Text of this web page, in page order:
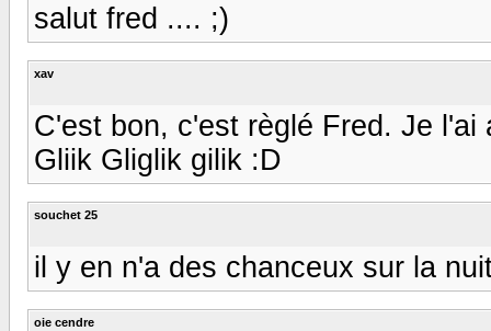
salut fred .... ;)
xav
C'est bon, c'est règlé Fred. Je
Gliik Gliglik gilik :D
souchet 25
il y en n'a des chanceux sur la
oie cendre